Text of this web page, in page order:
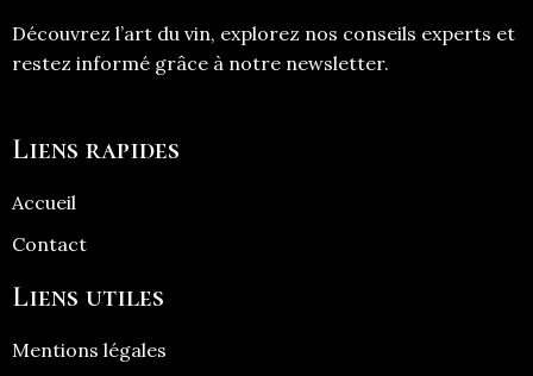
Découvrez l’art du vin, explorez nos conseils experts et
restez informé grâce à notre newsletter.
Liens rapides
Accueil
Contact
Liens utiles
Mentions légales